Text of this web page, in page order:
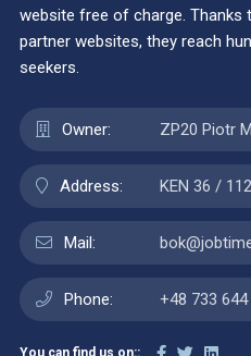
website free of charge.
partner websites, they reach
seekers.
Owner: ZP20 Piotr
Address: KEN 36 /
Mail:
Phone: +48 733
You can find us on::